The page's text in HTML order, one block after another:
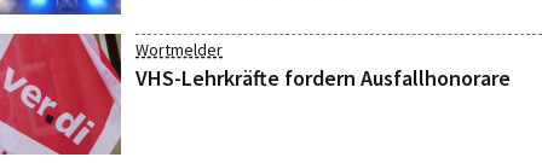
Wortmelder
VHS-Lehrkräfte fordern Ausfallhonorare